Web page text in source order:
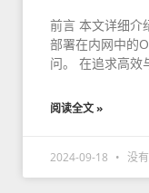
前言 本文详细介
部署在内网中的
问。 在追求高效
阅读全文 »
2024-09-18 没